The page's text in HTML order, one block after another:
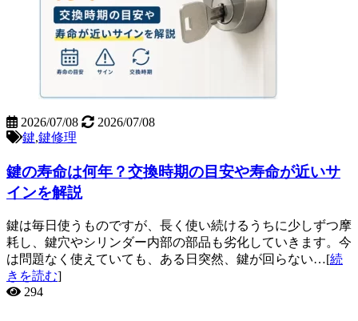
2026/07/08
2026/07/08
鍵,鍵修理
鍵の寿命は何年？交換時期の目安や寿命が近いサ
インを解説
鍵は毎日使うものですが、長く使い続けるうちに少しずつ摩
耗し、鍵穴やシリンダー内部の部品も劣化していきます。今
は問題なく使えていても、ある日突然、鍵が回らない…[続
きを読む]
294